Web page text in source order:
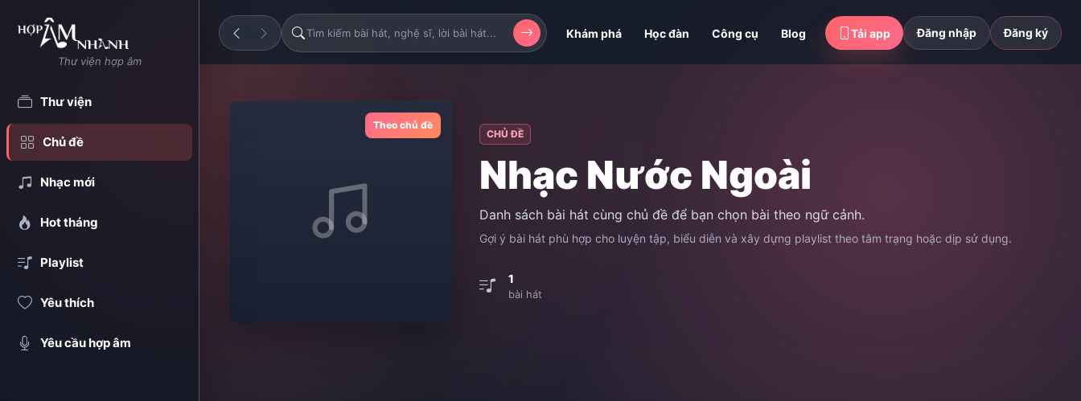
Thư viện hợp âm
Thư viện
Chủ đề
Nhạc mới
Hot tháng
Playlist
Yêu thích
Yêu cầu hợp âm
Khám phá Học đàn Công cụ Blog Tải app Đăng nhập Đăng ký
Theo chủ đề
CHỦ ĐỀ
Nhạc Nước Ngoài
Danh sách bài hát cùng chủ đề để bạn chọn bài theo ngữ cảnh.
Gợi ý bài hát phù hợp cho luyện tập, biểu diễn và xây dựng playlist theo tâm trạng hoặc dịp sử dụng.
1
bài hát